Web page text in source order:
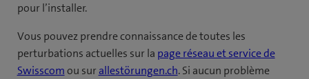
pour l’installer.
Vous pouvez prendre connaissance de toutes les
perturbations actuelles sur la page réseau et service de
Swisscomou surallestörungen.ch. Si aucun problème